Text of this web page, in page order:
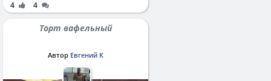
4 4
Торт вафельный
Автор Евгений К